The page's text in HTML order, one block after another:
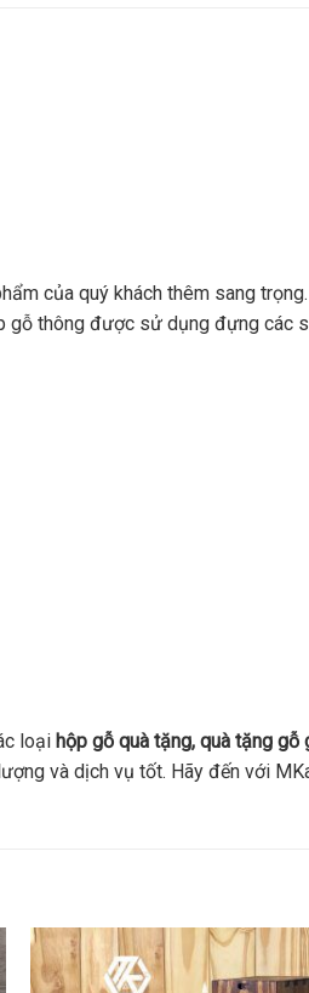
của quý khách thêm sang
gỗ thông được sử dụng đựng các
loại hộp gỗ quà tặng, quà tặng
và dịch vụ tốt. Hãy đến với